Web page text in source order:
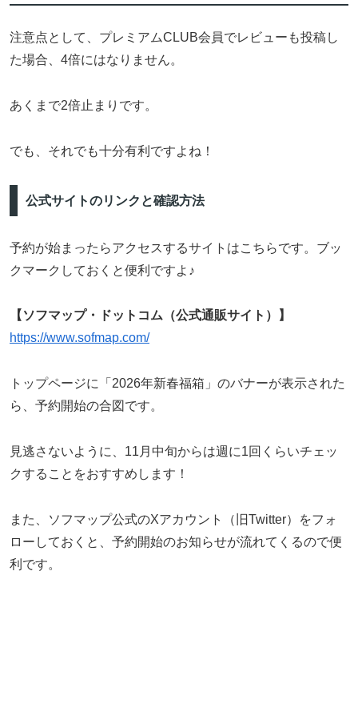
注意点として、プレミアムCLUB会員でレビューも投稿し
た場合、4倍にはなりません。
あくまで2倍止まりです。
でも、それでも十分有利ですよね！
公式サイトのリンクと確認方法
予約が始まったらアクセスするサイトはこちらです。ブッ
クマークしておくと便利ですよ♪
【ソフマップ・ドットコム（公式通販サイト）】
https://www.sofmap.com/
トップページに「2026年新春福箱」のバナーが表示された
ら、予約開始の合図です。
見逃さないように、11月中旬からは週に1回くらいチェッ
クすることをおすすめします！
また、ソフマップ公式のXアカウント（旧Twitter）をフォ
ローしておくと、予約開始のお知らせが流れてくるので便
利です。